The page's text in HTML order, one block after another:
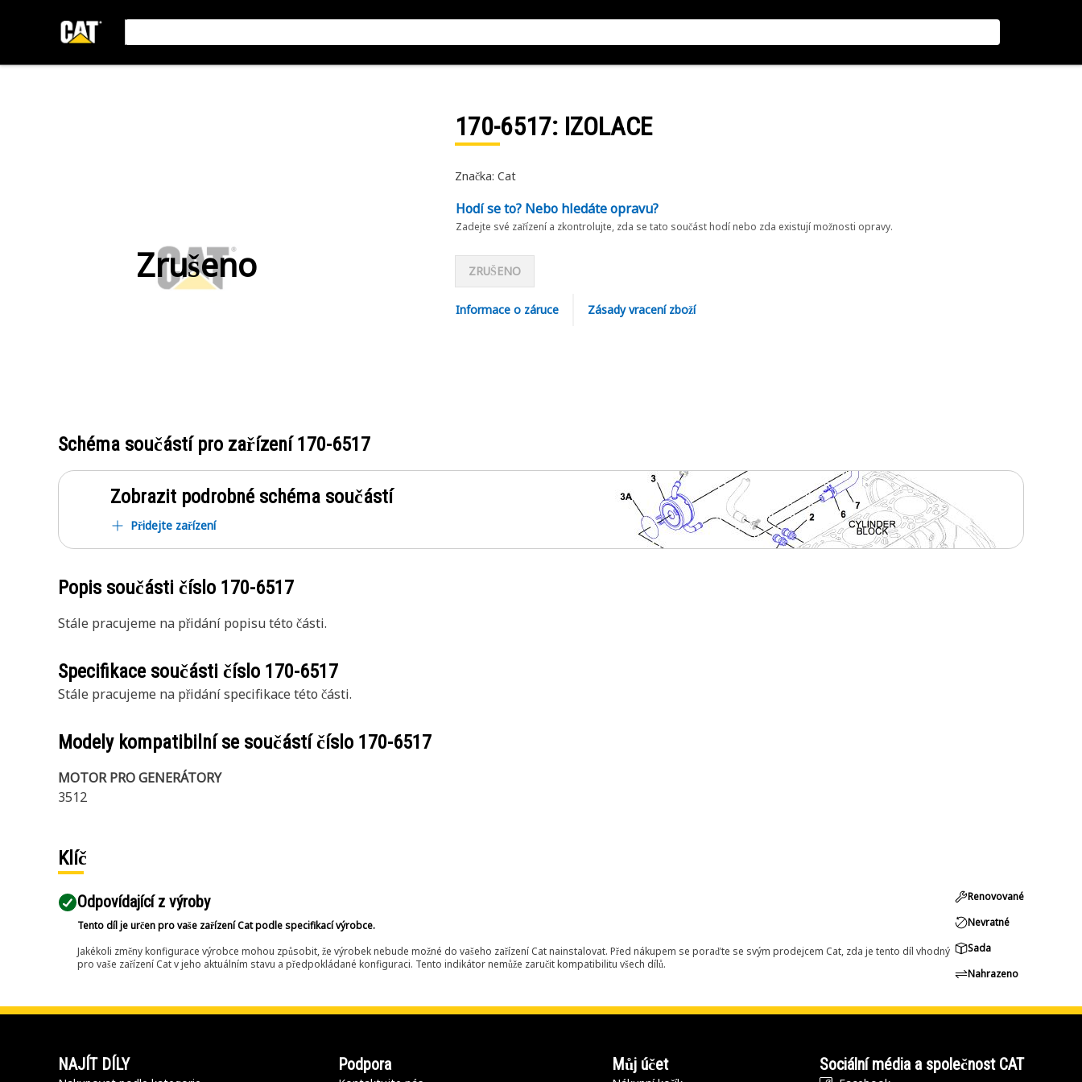
Zrušeno
170-6517: IZOLACE
Značka: Cat
Hodí se to? Nebo hledáte opravu?
Zadejte své zařízení a zkontrolujte, zda se tato součást hodí nebo zda existují možnosti opravy.
ZRUŠENO
Informace o záruce Zásady vracení zboží
Schéma součástí pro zařízení170-6517
Zobrazit podrobné schéma součástí
Přidejte zařízení
Popis součásti číslo 170-6517
Stále pracujeme na přidání popisu této části.
Specifikace součásti číslo 170-6517
Stále pracujeme na přidání specifikace této části.
Modely kompatibilní se součástí číslo 170-6517
MOTOR PRO GENERÁTORY
3512
Klíč
Odpovídající z výroby
Tento díl je určen pro vaše zařízení Cat podle specifikací výrobce.
Jakékoli změny konfigurace výrobce mohou způsobit, že výrobek nebude možné do vašeho zařízení Cat nainstalovat. Před nákupem se poraďte se svým prodejcem Cat, zda je tento díl vhodný
pro vaše zařízení Cat v jeho aktuálním stavu a předpokládané konfiguraci. Tento indikátor nemůže zaručit kompatibilitu všech dílů.
Renovované
Nevratné
Sada
Nahrazeno
NAJÍT DÍLY Podpora Můj účet Sociální média a společnost CAT